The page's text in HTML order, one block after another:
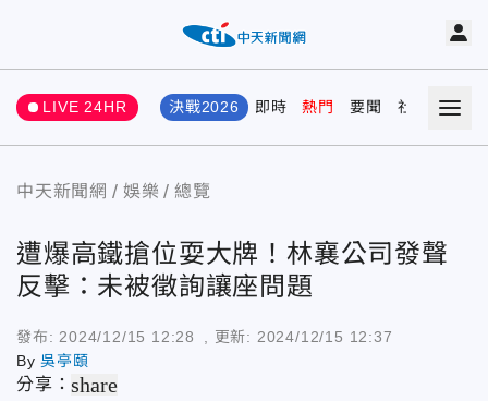
LIVE 24HR 決戰2026 即時 熱門 要聞 社會 娛樂
中天新聞網 娛樂 總覽
遭爆高鐵搶位耍大牌！林襄公司發聲
反擊：未被徵詢讓座問題
發布: 2024/12/15 12:28 , 更新: 2024/12/15 12:37
By吳亭頤
分享：share